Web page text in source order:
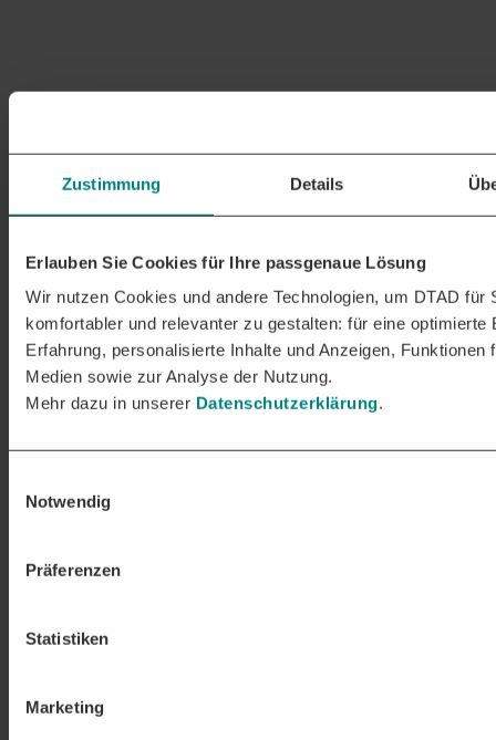
Zustimmung Details
Erlauben Sie Cookies für Ihre passgenaue Lösung
Wir nutzen Cookies und andere Technologien, um DTAD für
komfortabler und relevanter zu gestalten: für eine optimierte
Erfahrung, personalisierte Inhalte und Anzeigen, Funktionen
Medien sowie zur Analyse der Nutzung.
Mehr dazu in unserer Datenschutzerklärung.
Notwendig
Präferenzen
Statistiken
Marketing